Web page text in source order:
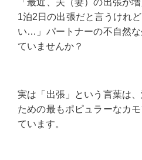
「最近、夫（妻）の出張が
1泊2日の出張だと言うけれ
い…」パートナーの不自然
ていませんか？
実は「出張」という言葉は
ための最もポピュラーなカ
ています。